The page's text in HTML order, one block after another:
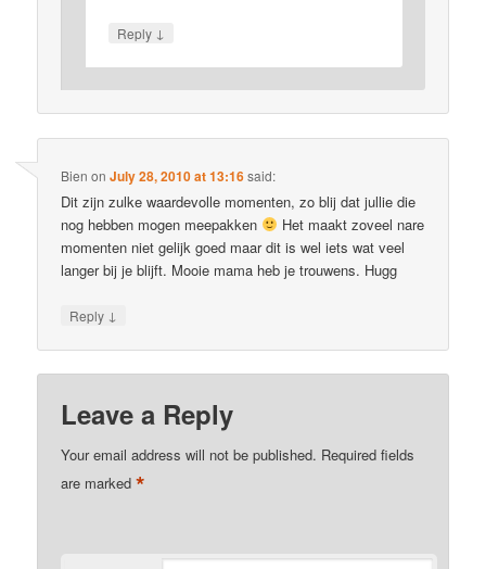
Reply ↓
Bien onJuly 28, 2010 at 13:16said:
Dit zijn zulke waardevolle momenten, zo blij dat jullie die
nog hebben mogen meepakken
Het maakt zoveel nare
momenten niet gelijk goed maar dit is wel iets wat veel
langer bij je blijft. Mooie mama heb je trouwens. Hugg
Reply ↓
Leave a Reply
Your email address will not be published. Required fields
are marked*